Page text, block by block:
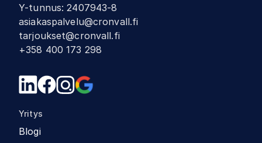
Y-tunnus:2407943-8
asiakaspalvelu@cronvall.fi
tarjoukset@cronvall.fi
+358 400 173 298
Yritys
Blogi